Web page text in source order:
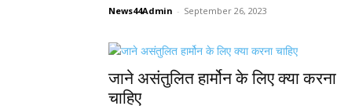
News44Admin - September 26, 2023
जाने असंतुलित हार्मोन के लिए क्या करना
चाहिए